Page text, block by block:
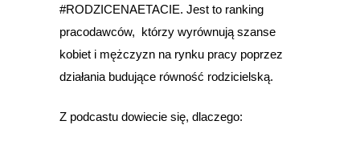
#RODZICENAETACIE. Jest to ranking
pracodawców, którzy wyrównują szanse
kobiet i mężczyzn na rynku pracy poprzez
działania budujące równość rodzicielską.
Z podcastu dowiecie się, dlaczego: